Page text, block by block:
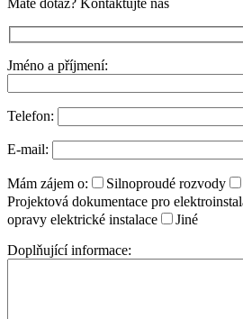
Jméno a příjmení:
Telefon:
E-mail:
Mám zájem o: Silnoproudé rozvody
Projektová dokumentace pro
opravy elektrické instalace
Jiné
Doplňující informace: